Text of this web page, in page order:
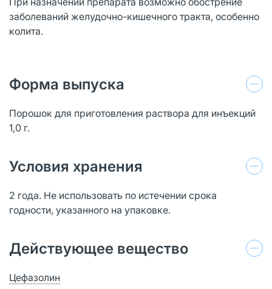
заболеваний желудочно-кишечного тракта, особенно
колита.
Форма выпуска
Порошок для приготовления раствора для инъекций
1,0 г.
Условия хранения
2 года. Не использовать по истечении срока
годности, указанного на упаковке.
Действующее вещество
Цефазолин